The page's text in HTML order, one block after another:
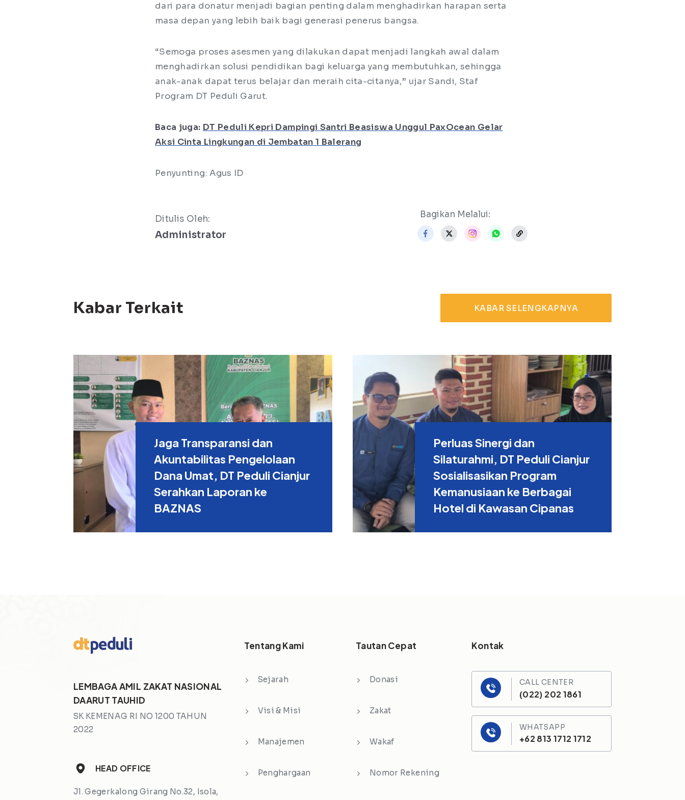
dari para donatur menjadi bagian penting dalam menghadirkan harapan serta
masa depan yang lebih baik bagi generasi penerus bangsa.
“Semoga proses asesmen yang dilakukan dapat menjadi langkah awal dalam
menghadirkan solusi pendidikan bagi keluarga yang membutuhkan, sehingga
anak-anak dapat terus belajar dan meraih cita-citanya,” ujar Sandi, Staf
Program DT Peduli Garut.
Baca juga: DT Peduli Kepri Dampingi Santri Beasiswa Unggul PaxOcean Gelar
Aksi Cinta Lingkungan di Jembatan 1 Balerang
Penyunting: Agus ID
Ditulis Oleh:
Administrator
Bagikan Melalui:
Kabar Terkait KABAR SELENGKAPNYA
Jaga Transparansi dan
Akuntabilitas Pengelolaan
Dana Umat, DT Peduli Cianjur
Serahkan Laporan ke
BAZNAS
Perluas Sinergi dan
Silaturahmi, DT Peduli Cianjur
Sosialisasikan Program
Kemanusiaan ke Berbagai
Hotel di Kawasan Cipanas
LEMBAGA AMIL ZAKAT NASIONAL
DAARUT TAUHID
SK KEMENAG RI NO 1200 TAHUN
2022
HEAD OFFICE
Jl. Gegerkalong Girang No.32, Isola,
Tentang Kami
Sejarah
Visi & Misi
Manajemen
Penghargaan
Tautan Cepat
Donasi
Zakat
Wakaf
Nomor Rekening
Kontak
CALL CENTER
(022) 202 1861
WHATSAPP
+62 813 1712 1712